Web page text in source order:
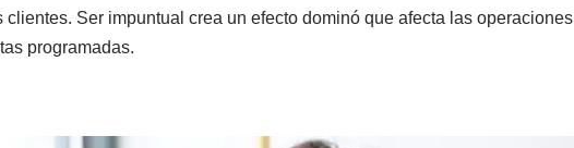
clientes. Ser impuntual crea un efecto dominó que afecta las operaciones
programadas.